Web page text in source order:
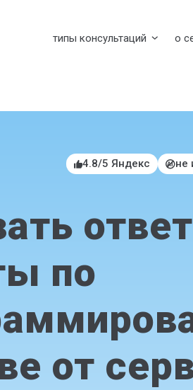
типы консультаций о
4.8/5 Яндекс не
по
от